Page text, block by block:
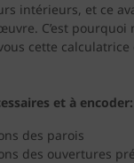
intérieurs, et ce
C’est pourquoi
cette
et à encoder:
des parois
des ouvertures